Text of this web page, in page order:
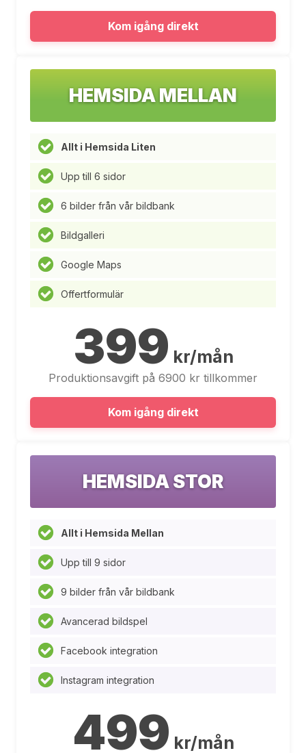
Kom igång direkt
HEMSIDA MELLAN
Allt i Hemsida Liten
Upp till 6 sidor
6 bilder från vår bildbank
Bildgalleri
Google Maps
Offertformulär
399 kr/mån
Produktionsavgift på 6900 kr tillkommer
Kom igång direkt
HEMSIDA STOR
Allt i Hemsida Mellan
Upp till 9 sidor
9 bilder från vår bildbank
Avancerad bildspel
Facebook integration
Instagram integration
499 kr/mån